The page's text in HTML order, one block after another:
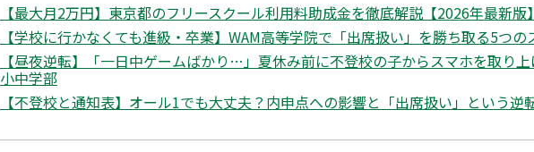
【最大月2万円】東京都のフリースクール利用料助成金を徹底解説【2026年最新
【学校に行かなくても進級・卒業】WAM高等学院で「出席扱い」を勝ち取る5つ
【昼夜逆転】「一日中ゲームばかり…」夏休み前に不登校の子からスマホを取り
小中学部
【不登校と通知表】オール1でも大丈夫？内申点への影響と「出席扱い」という逆